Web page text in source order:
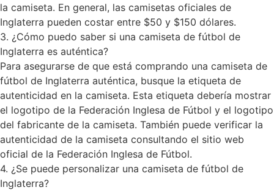
la camiseta. En general, las camisetas oficiales de
Inglaterra pueden costar entre $50 y $150 dólares.
3. ¿Cómo puedo saber si una camiseta de fútbol de
Inglaterra es auténtica?
Para asegurarse de que está comprando una camiseta de
fútbol de Inglaterra auténtica, busque la etiqueta de
autenticidad en la camiseta. Esta etiqueta debería mostrar
el logotipo de la Federación Inglesa de Fútbol y el logotipo
del fabricante de la camiseta. También puede verificar la
autenticidad de la camiseta consultando el sitio web
oficial de la Federación Inglesa de Fútbol.
4. ¿Se puede personalizar una camiseta de fútbol de
Inglaterra?